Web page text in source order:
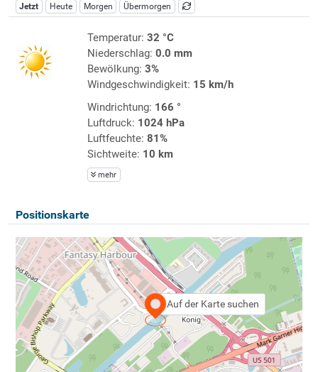
Jetzt Heute Morgen Übermorgen
Temperatur: 32 °C
Niederschlag: 0.0 mm
Bewölkung: 3%
Windgeschwindigkeit: 15 km/h
Windrichtung: 166 °
Luftdruck: 1024 hPa
Luftfeuchte: 81%
Sichtweite: 10 km
mehr
Positionskarte
Auf der Karte suchen